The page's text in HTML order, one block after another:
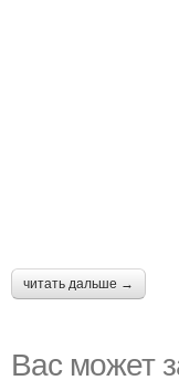
читать дальше →
Вас может